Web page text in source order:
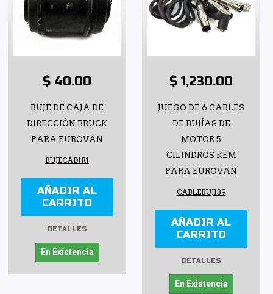
$ 40.00
BUJE DE CAJA DE
DIRECCIÓN BRUCK
PARA EUROVAN
BUJECADIR1
AÑADIR AL
CARRITO
DETALLES
En Existencia
$ 1,230.00
JUEGO DE 6 CABLES
DE BUJÍAS DE
MOTOR 5
CILINDROS KEM
PARA EUROVAN
CABLEBUJI39
AÑADIR AL
CARRITO
DETALLES
En Existencia